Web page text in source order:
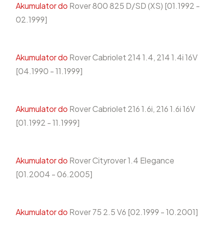
Akumulator do Rover 800 825 D/SD (XS) [01.1992 -
02.1999]
Akumulator do Rover Cabriolet 214 1.4, 214 1.4i 16V
[04.1990 - 11.1999]
Akumulator do Rover Cabriolet 216 1.6i, 216 1.6i 16V
[01.1992 - 11.1999]
Akumulator do Rover Cityrover 1.4 Elegance
[01.2004 - 06.2005]
Akumulator do Rover 75 2.5 V6 [02.1999 - 10.2001]